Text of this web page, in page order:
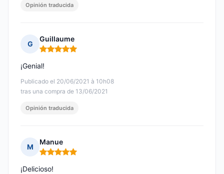
Opinión traducida
G
Guillaume
Nota: 5 de 5
Publicado el 20/06/2021 à 10h08
tras una compra de 13/06/2021
¡Genial!
Opinión traducida
M
Manue
Nota: 5 de 5
¡Delicioso!